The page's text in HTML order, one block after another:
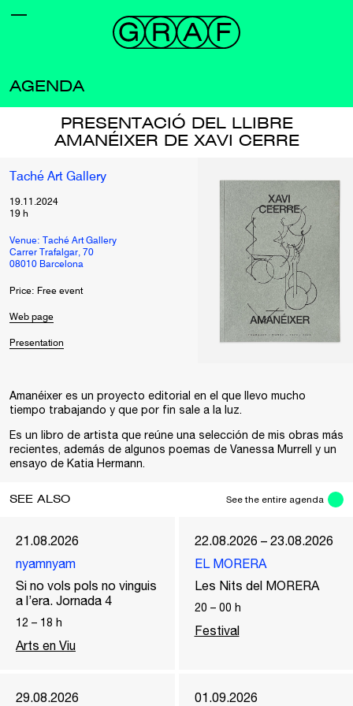
AGENDA
PRESENTACIÓ DEL LLIBRE
AMANÉIXER DE XAVI CERRE
Taché Art Gallery
19.11.2024
19 h
Venue: Taché Art Gallery
Carrer Trafalgar, 70
08010 Barcelona
Price: Free event
Web page
Presentation
Amanéixer es un proyecto editorial en el que llevo mucho
tiempo trabajando y que por fin sale a la luz.
Es un libro de artista que reúne una selección de mis obras más
recientes, además de algunos poemas de Vanessa Murrell y un
ensayo de Katia Hermann.
SEE ALSO See the entire agenda
21.08.2026
nyamnyam
Si no vols pols no vinguis
a l’era. Jornada 4
12 – 18 h
Arts en Viu
22.08.2026 – 23.08.2026
EL MORERA
Les Nits del MORERA
20 – 00 h
Festival
29.08.2026 01.09.2026